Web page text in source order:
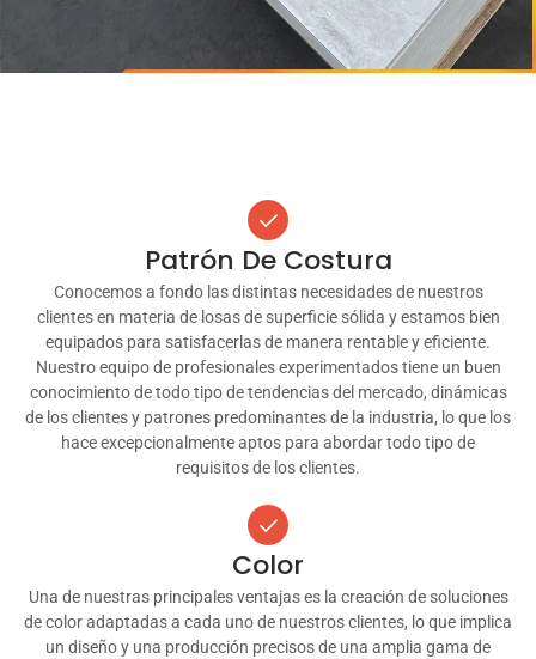
Patrón De Costura
Conocemos a fondo las distintas necesidades de nuestros
clientes en materia de losas de superficie sólida y estamos bien
equipados para satisfacerlas de manera rentable y eficiente.
Nuestro equipo de profesionales experimentados tiene un buen
conocimiento de todo tipo de tendencias del mercado, dinámicas
de los clientes y patrones predominantes de la industria, lo que los
hace excepcionalmente aptos para abordar todo tipo de
requisitos de los clientes.
Color
Una de nuestras principales ventajas es la creación de soluciones
de color adaptadas a cada uno de nuestros clientes, lo que implica
un diseño y una producción precisos de una amplia gama de